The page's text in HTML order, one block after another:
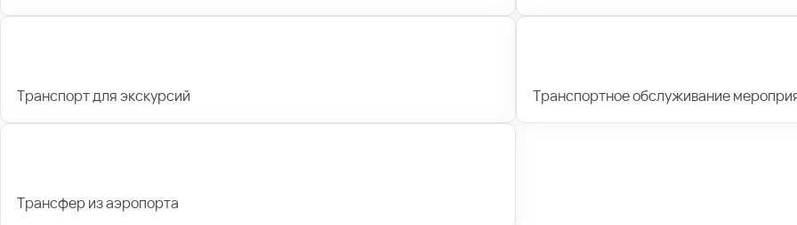
Транспорт для экскурсий Транспортное обслуживание
Трансфер из аэропорта